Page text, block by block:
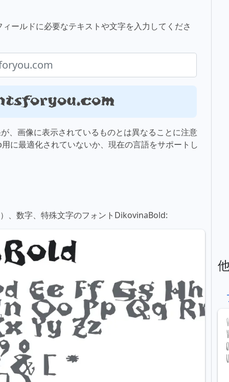
ールドに必要なテキストや文字を入力してくださ
, fontsforyou.com
、画像に表示されているものとは異なることに注意
に最適化されていないか、現在の言語をサポートし
、数字、特殊文字のフォントDikovinaBold: